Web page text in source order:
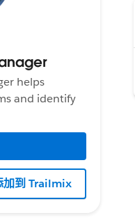
helps
and identify
加到 Trailmix